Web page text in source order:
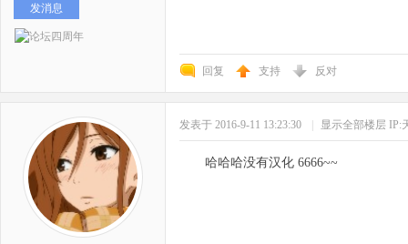
发消息
回复 支持 反对
发表于 2016-9-11 13:23:30 显示全部楼层 IP:
哈哈哈没有汉化 6666~~